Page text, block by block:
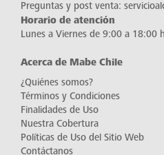
Preguntas y post venta:
Horario de atención
Lunes a Viernes de 9:00 a 18:00
Acerca de Mabe Chile
¿Quiénes somos?
Términos y Condiciones
Finalidades de Uso
Nuestra Cobertura
Políticas de Uso del Sitio Web
Contáctanos